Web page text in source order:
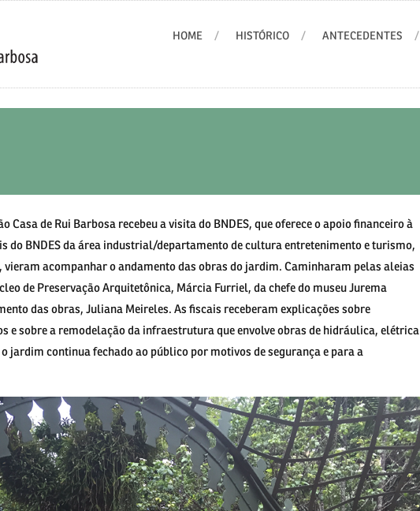
HOME HISTÓRICO ANTECEDENTES
Casa de Rui Barbosa recebeu a visita do BNDES, que oferece o apoio financeiro à
do BNDES da área industrial/departamento de cultura entretenimento e turismo,
vieram acompanhar o andamento das obras do jardim. Caminharam pelas aleias
de Preservação Arquitetônica, Márcia Furriel, da chefe do museu Jurema
das obras, Juliana Meireles. As fiscais receberam explicações sobre
e sobre a remodelação da infraestrutura que envolve obras de hidráulica, elétrica
jardim continua fechado ao público por motivos de segurança e para a